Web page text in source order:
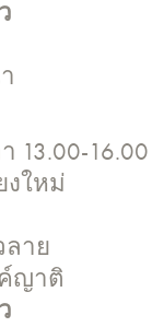
13.00-
งใหม่
าย
ญาติ